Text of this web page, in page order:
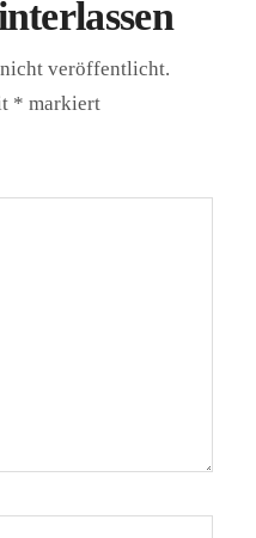
veröffentlicht.
* markiert